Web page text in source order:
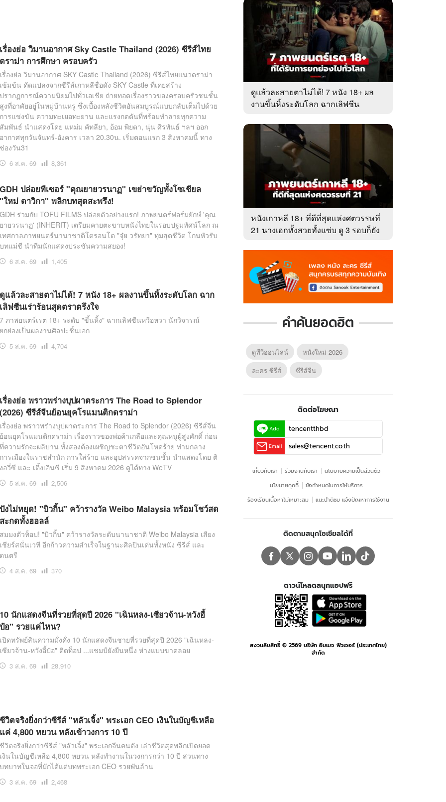
เรื่องย่อ วิมานอากาศ Sky Castle Thailand (2026) ซีรีส์ไทย
ดราม่า การศึกษา ครอบครัว
เรื่องย่อ วิมานอากาศ SKY Castle Thailand (2026) ซีรีส์ไทยแนวดราม่า
เข้มข้น ดัดแปลงจากซีรีส์เกาหลีชื่อดัง SKY Castle ที่เคยสร้าง
ปรากฏการณ์ความนิยมไปทั่วเอเชีย ถ่ายทอดเรื่องราวของครอบครัวชนชั้น
สูงที่อาศัยอยู่ในหมู่บ้านหรู ซึ่งเบื้องหลังชีวิตอันสมบูรณ์แบบกลับเต็มไปด้วย
การแข่งขัน ความทะเยอทะยาน และแรงกดดันที่พร้อมทำลายทุกความ
สัมพันธ์ นำแสดงโดย แหม่ม คัทลียา, อ้อม พิยดา, นุ่น ศิรพันธ์ ฯลฯ ออก
อากาศทุกวันจันทร์-อังคาร เวลา 20.30น. เริ่มตอนแรก 3 สิงหาคมนี้ ทาง
ช่องวัน31
6 ส.ค. 69
เปิด
8,361
GDH ปล่อยทีเซอร์ "คุณยายวรนาฏ" เขย่าขวัญทั้งโซเชียล
"ใหม่ ดาวิกา" พลิกบทสุดสะพรึง!
GDH ร่วมกับ TOFU FILMS ปล่อยตัวอย่างแรก! ภาพยนตร์ฟอร์มยักษ์ 'คุณ
ยายวรนาฏ' (INHERIT) เตรียมคายตะขาบหนังไทยในรอบปฐมทัศน์โลก ณ
เทศกาลภาพยนตร์นานาชาติโตรอนโต "จุ๋ย วรัทยา" ทุ่มสุดชีวิต โกนหัวรับ
บทแม่ชี นำทีมนักแสดงประชันความสยอง!
6 ส.ค. 69
เปิด
1,405
ดูแล้วละสายตาไม่ได้! 7 หนัง 18+ ผลงานขึ้นหิ้งระดับโลก ฉาก
เลิฟซีนเร่าร้อนสุดตราตรึงใจ
7 ภาพยนตร์เรต 18+ ระดับ "ขึ้นหิ้ง" ฉากเลิฟซีนหวือหวา นักวิจารณ์
ยกย่องเป็นผลงานศิลปะชิ้นเอก
5 ส.ค. 69
เปิด
4,704
เรื่องย่อ พราวพร่างบุปผาตระการ The Road to Splendor
(2026) ซีรีส์จีนย้อนยุคโรแมนติกดราม่า
เรื่องย่อ พราวพร่างบุปผาตระการ The Road to Splendor (2026) ซีรีส์จีน
ย้อนยุคโรแมนติกดราม่า เรื่องราวของพ่อค้าเกลือและคุณหนูผู้สูงศักดิ์ ก่อน
ที่ความรักจะผลิบาน ทั้งสองต้องเผชิญชะตาชีวิตอันโหดร้าย ท่ามกลาง
การเมืองในราชสำนัก การใส่ร้าย และอุปสรรคจากชนชั้น นำแสดงโดย ติ
งอวี่ซี และ เติ้งเอินซี เริ่ม 9 สิงหาคม 2026 ดูได้ทาง WeTV
5 ส.ค. 69
เปิด
2,506
ปังไม่หยุด! "บิวกิ้น" คว้ารางวัล Weibo Malaysia พร้อมโชว์สด
สะกดทั้งฮอลล์
สมมงตัวท็อป! "บิวกิ้น" คว้ารางวัลระดับนานาชาติ Weibo Malaysia เสียง
เชียร์สนั่นเวที อีกก้าวความสำเร็จในฐานะศิลปินเด่นทั้งหนัง ซีรีส์ และ
ดนตรี
4 ส.ค. 69
เปิด
370
10 นักแสดงจีนที่รวยที่สุดปี 2026 "เฉินหลง-เซียวจ้าน-หวังอี้
ป๋อ" รวยแค่ไหน?
เปิดทรัพย์สินความมั่งคั่ง 10 นักแสดงจีนชายที่รวยที่สุดปี 2026 "เฉินหลง-
เซียวจ้าน-หวังอี้ป๋อ" ติดท็อป ...แชมป์ยังยืนหนึ่ง ห่างแบบขาดลอย
3 ส.ค. 69
เปิด
28,910
ชีวิตจริงยิ่งกว่าซีรีส์ "หลัวเจิ้ง" พระเอก CEO เงินในบัญชีเหลือ
แค่ 4,800 หยวน หลังเข้าวงการ 10 ปี
ชีวิตจริงยิ่งกว่าซีรีส์ "หลัวเจิ้ง" พระเอกจีนคนดัง เล่าชีวิตสุดพลิกเปิดยอด
เงินในบัญชีเหลือ 4,800 หยวน หลังทำงานในวงการกว่า 10 ปี สวนทาง
บทบาทในจอที่มักได้แต่บทพระเอก CEO รวยพันล้าน
3 ส.ค. 69
เปิด
2,468
ดูแล้วละสายตาไม่ได้! 7 หนัง 18+ ผล
งานขึ้นหิ้งระดับโลก ฉากเลิฟซีน
หนังเกาหลี 18+ ที่ดีที่สุดแห่งศตวรรษที่
21 นางเอกทั้งสวยทั้งแซ่บ ดู 3 รอบก็ยัง
คำค้นยอดฮิต
ดูทีวีออนไลน์
หนังใหม่ 2026
ละคร ซีรีส์
ซีรีส์จีน
ติดต่อโฆษณา
Add tencentthbd
Email sales@tencent.co.th
เกี่ยวกับเรา ร่วมงานกับเรา
นโยบายความเป็นส่วนตัว
นโยบายคุกกี้
ข้อกําหนดในการให้บริการ
ร้องเรียนเนื้อหาไม่เหมาะสม
แนะนำติชม แจ้งปัญหาการใช้งาน
ติดตามสนุกโซเชียลได้ที่
ดาวน์โหลดสนุกแอปฟรี
สงวนลิขสิทธิ์ © 2569บริษัท อิมเมจ ฟิวเจอร์ (ประเทศไทย)
จำกัด